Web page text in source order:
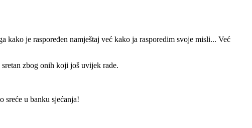
je raspoređen namještaj već kako ja rasporedim svoje misli... Već
zbog onih koji još uvijek rade.
sreće u banku sjećanja!